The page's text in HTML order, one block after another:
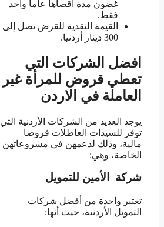
غضون مدة أقصاها عاما واحد
فقط.
القيمة النقدية للقرض تصل إلى
300 دينار أردنيا.
افضل الشركات التي
تعطي قروض للمرأة غير
العاملة في الاردن
يوجد العديد من الشركات الأردنية التي
توفر للسيدات العاطلات قروضا
مالية، وذلك لدعمهن في مشروعاتهن
الخاصة، وهي:
شركة الأمين للتمويل
تعتبر واحدة من أفضل شركات
التمويل الأردنية، حيث أنها: